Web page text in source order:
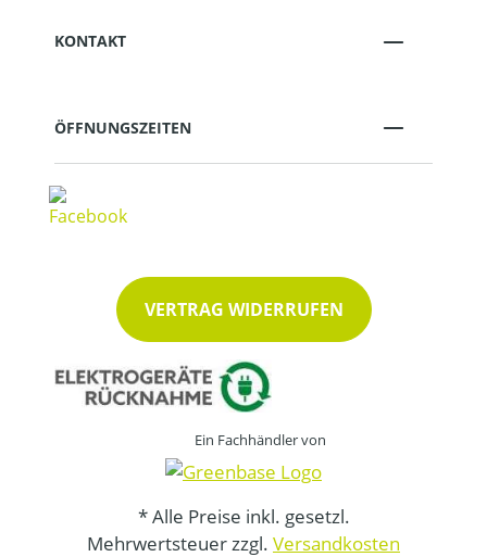
KONTAKT
ÖFFNUNGSZEITEN
VERTRAG WIDERRUFEN
Ein Fachhändler von
* Alle Preise inkl. gesetzl.
Mehrwertsteuer zzgl. Versandkosten